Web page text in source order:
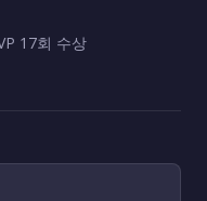
17회 수상